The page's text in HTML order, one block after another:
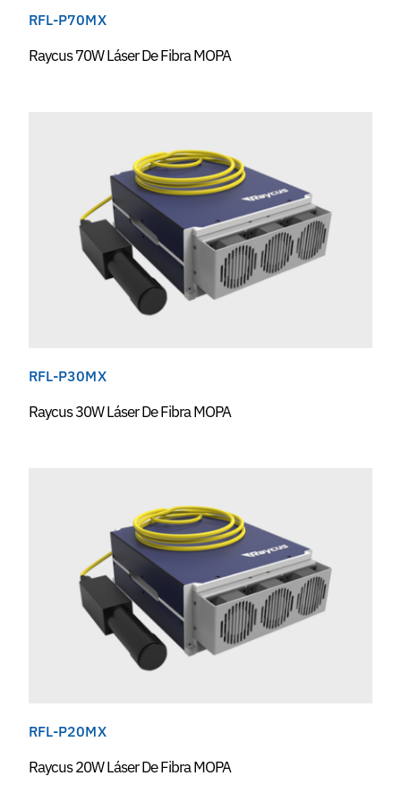
RFL-P70MX
Raycus 70W Láser De Fibra MOPA
RFL-P30MX
Raycus 30W Láser De Fibra MOPA
RFL-P20MX
Raycus 20W Láser De Fibra MOPA